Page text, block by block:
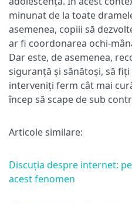
minunat de la toate
asemenea, copiii să
ar fi coordonarea ochi-
Dar este, de asemenea,
siguranță și sănătoși, să
interveniți ferm cât mai
încep să scape de sub
Articole similare:
Discuția despre internet:
acest fenomen